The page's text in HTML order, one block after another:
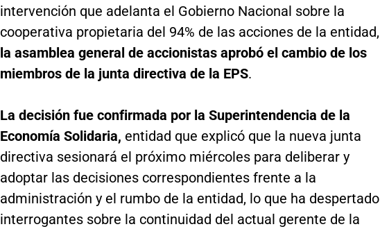
intervención que adelanta el Gobierno Nacional sobre la
cooperativa propietaria del 94% de las acciones de la entidad,
la asamblea general de accionistas aprobó el cambio de los
miembros de la junta directiva de la EPS.
La decisión fue confirmada por la Superintendencia de la
Economía Solidaria, entidad que explicó que la nueva junta
directiva sesionará el próximo miércoles para deliberar y
adoptar las decisiones correspondientes frente a la
administración y el rumbo de la entidad, lo que ha despertado
interrogantes sobre la continuidad del actual gerente de la